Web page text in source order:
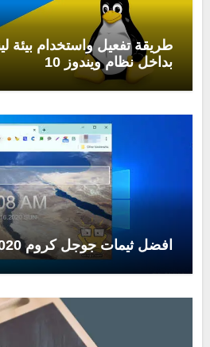
طريقة تفعيل واستخدام بيئة
بداخل نظام ويندوز 10
افضل ثيمات جوجل كروم 2020